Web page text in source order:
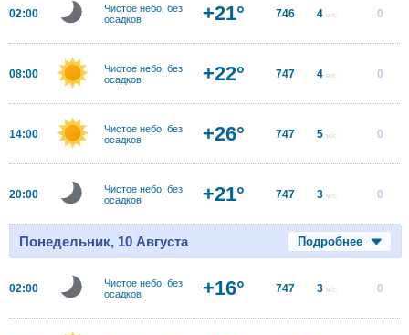
02:00
Чистое небо, без
осадков
+21° 746 4 м/с 0
08:00
Чистое небо, без
осадков
+22° 747 4 м/с 0
14:00
Чистое небо, без
осадков
+26° 747 5 м/с 0
20:00
Чистое небо, без
осадков
+21° 747 3 м/с 0
Понедельник, 10 Августа Подробнее
02:00
Чистое небо, без
осадков
+16° 747 3 м/с 0